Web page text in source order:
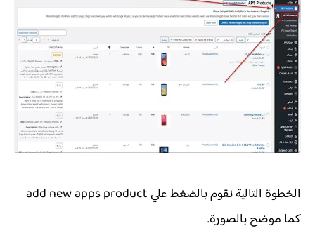
الخطوة التالية نقوم بالضغط علي add new apps product
كما موضح بالصورة.